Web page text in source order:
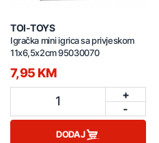
TOI-TOYS
Igračka mini igrica sa privjeskom
11x6,5x2cm 95030070
7,95 KM
1
+
-
DODAJ